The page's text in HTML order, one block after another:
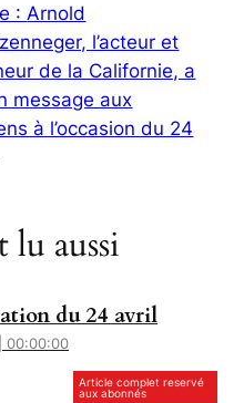
: Arnold
l’acteur et
de la Californie, a
message aux
à l’occasion du 24
lu aussi
du 24 avril
00:00:00
Article complet reservé
aux abonnés